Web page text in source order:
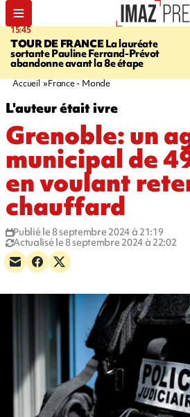
15:45
TOUR DE FRANCELa lauréate
sortante Pauline Ferrand-Prévot
abandonne avant la 8e étape
Accueil France - Monde
L'auteur était ivre
Grenoble: un
municipal de
en voulant
chauffard
Publié le 8 septembre 2024 à 21:19
Actualisé le 8 septembre 2024 à 22:02